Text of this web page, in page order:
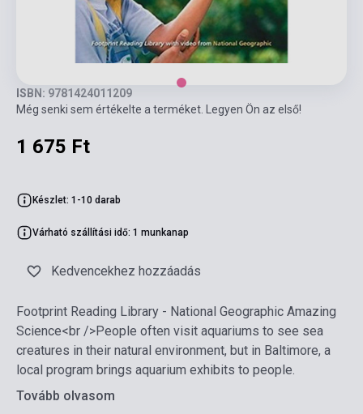
ISBN: 9781424011209
Még senki sem értékelte a terméket. Legyen Ön az első!
1 675 Ft
Készlet: 1-10 darab
Várható szállítási idő: 1 munkanap
Kedvencekhez hozzáadás
Footprint Reading Library - National Geographic Amazing
Science<br />People often visit aquariums to see sea
creatures in their natural environment, but in Baltimore, a
local program brings aquarium exhibits to people.
Tovább olvasom